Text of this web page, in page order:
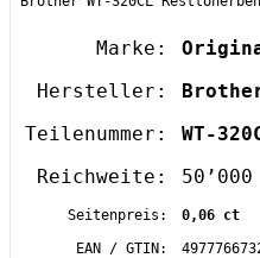
Marke:
Hersteller:
Teilenummer:
WT-
Reichweite:
Seitenpreis:
0,06 ct
EAN / GTIN: